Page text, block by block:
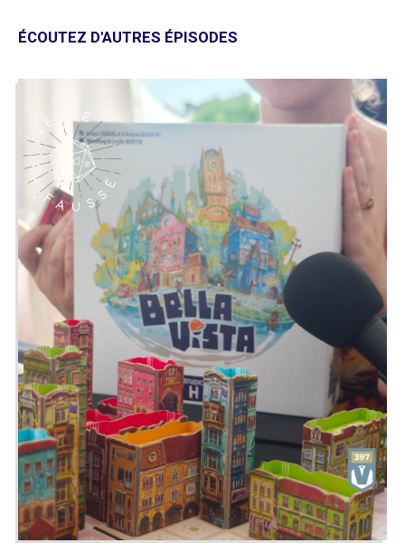
Illustré par Emir Durmisevic
Description : Pour explorer le Colorado,
vous serez armé d'un marqueur et de
vos cartes.
Faites preuve de sagacité et de
discernement pour appeler ou donner
des cartes dont vous pourrez tirer profit
sans trop aider vos adversaires.
Idéalement, vous pourrez gagner les
points des nombreuses médailles
disséminées sur votre parcours de
feuilles individuelles, ainsi que sur le
tableau de primes commun.
Présenté par
Alex&Zephiriel
Twitter@ledefausse
InstagramLe Dé Faussé
FacebookLe Dé Faussé
ÉCOUTEZ D'AUTRES ÉPISODES